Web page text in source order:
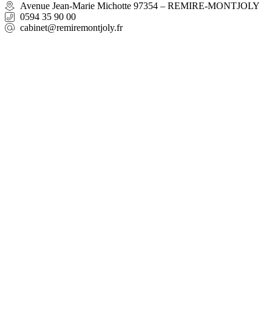
Avenue Jean-Marie Michotte 97354 – REMIRE-MONTJOLY
0594 35 90 00
cabinet@remiremontjoly.fr